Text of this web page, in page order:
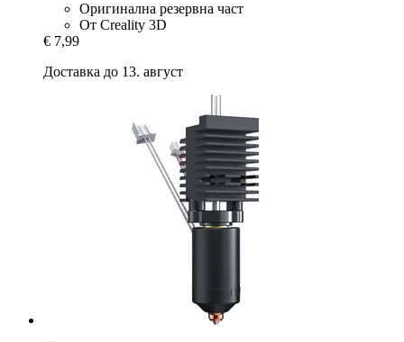
Оригинална резервна част
От Creality 3D
€ 7,99
Доставка до 13. август